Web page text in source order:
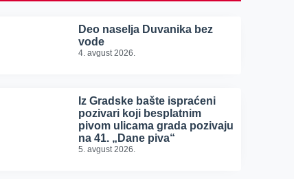
Deo naselja Duvanika bez
vode
4. avgust 2026.
Iz Gradske bašte ispraćeni
pozivari koji besplatnim
pivom ulicama grada pozivaju
na 41. „Dane piva“
5. avgust 2026.